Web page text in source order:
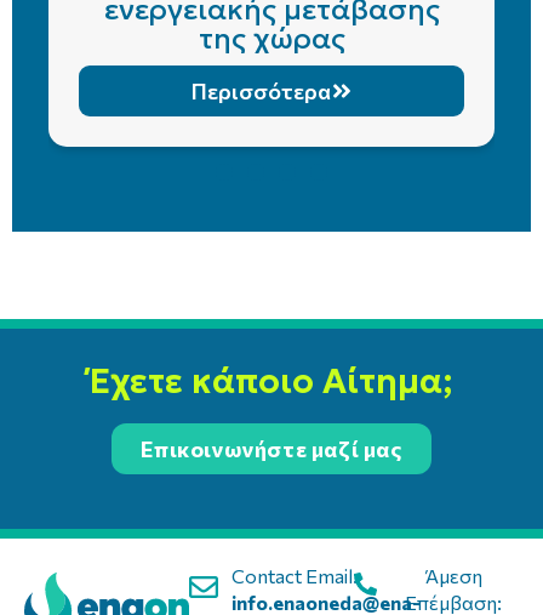
ενεργειακής μετάβασης
της χώρας
Περισσότερα
Έχετε κάποιο Αίτημα;
Επικοινωνήστε μαζί μας
Contact Email:
info.enaoneda@ena-
Άμεση
Επέμβαση: